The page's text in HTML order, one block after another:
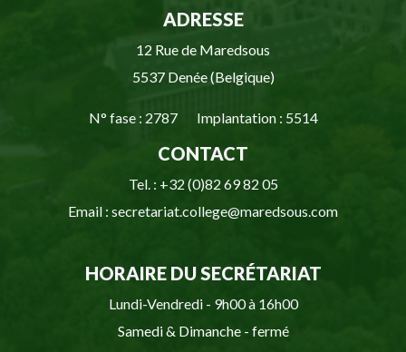
ADRESSE
12 Rue de Maredsous
5537 Denée (Belgique)
N° fase : 2787 Implantation : 5514
CONTACT
Tel. : +32 (0)82 69 82 05
Email : secretariat.college@maredsous.com
HORAIRE DU SECRÉTARIAT
Lundi-Vendredi - 9h00 à 16h00
Samedi & Dimanche - fermé